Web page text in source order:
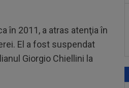
în 2011, a atras atenţia în
El a fost suspendat
Giorgio Chiellini la